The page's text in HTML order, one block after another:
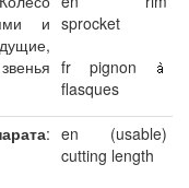
и sprocket
fr pignon
flasques
: en (usable)
cutting length